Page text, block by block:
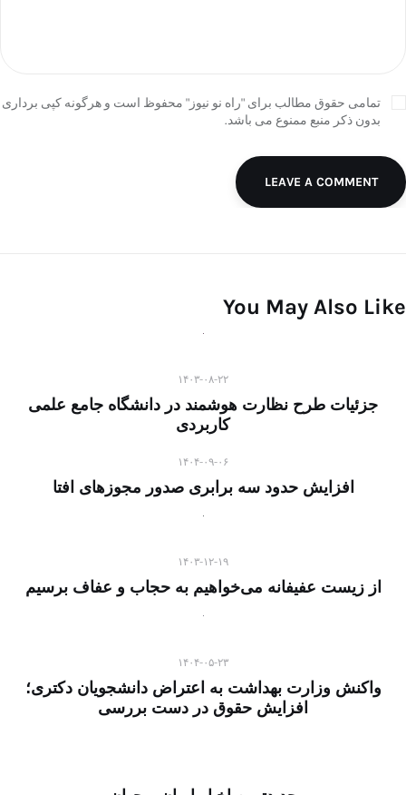
تمامی حقوق مطالب برای "راه نو نیوز" محفوظ است و هرگونه کپی برداری
بدون ذکر منبع ممنوع می باشد.
LEAVE A COMMENT
You May Also Like
۱۴۰۳-۰۸-۲۲
جزئیات طرح نظارت هوشمند در دانشگاه جامع علمی
کاربردی
۱۴۰۴-۰۹-۰۶
افزایش حدود سه برابری صدور مجوزهای افتا
۱۴۰۳-۱۲-۱۹
از زیست عفیفانه می‌خواهیم به حجاب و عفاف برسیم
۱۴۰۴-۰۵-۲۳
واکنش وزارت بهداشت به اعتراض دانشجویان دکتری؛
افزایش حقوق در دست بررسی